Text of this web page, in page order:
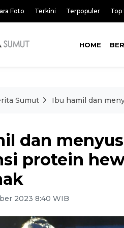
Foto Terkini Terpopuler Top
HOME
Sumut Ibu hamil dan
dan
protein
2023 8:40 WIB